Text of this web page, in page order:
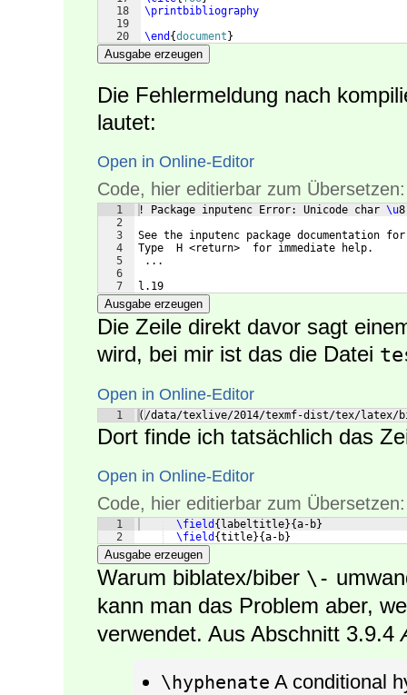
18
19
20
\printbibliography
\end {document }
Ausgabe erzeugen
Die Fehlermeldung nach
lautet:
Open in Online-Editor
Code, hier editierbar zum Übersetzen:
1
2
3
4
5
6
7
! Package inputenc Error: Unicode char \u
See the inputenc package documentation
Type  H <return>  for immediate help.
...
l.19
Ausgabe erzeugen
Die Zeile direkt davor sagt
wird, bei mir ist das die Datei
Open in Online-Editor
1 (/data/texlive/2014/texmf-dist/tex/
Dort finde ich tatsächlich das
Open in Online-Editor
Code, hier editierbar zum Übersetzen:
1
2
\field { labeltitle}{a‑b}
\field {title}{a‑b}
Ausgabe erzeugen
Warum biblatex/biber \-
kann man das Problem aber,
verwendet. Aus Abschnitt 3.9.4
\hyphenate A conditional